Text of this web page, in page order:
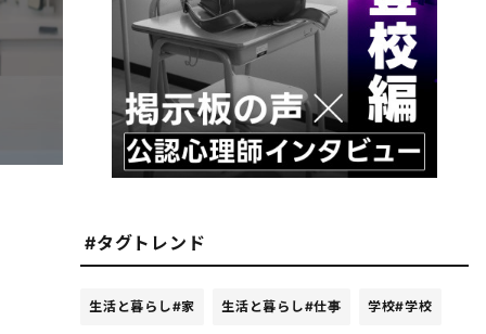
#タグトレンド
生活と暮らし#家 生活と暮らし#仕事 学校#学校